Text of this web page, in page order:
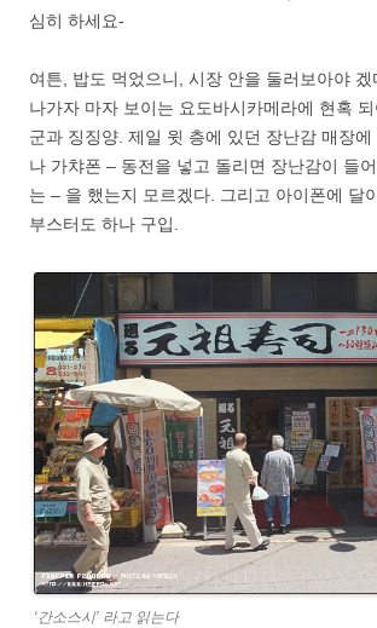
심히 하세요-
여튼, 밥도 먹었으니, 시장 안을 둘러보아야
나가자 마자 보이는 요도바시카메라에 현혹
군과 징징양. 제일 윗 층에 있던 장난감 매장
나 가챠폰 – 동전을 넣고 돌리면 장난감이 들
는 – 을 했는지 모르겠다. 그리고 아이폰에 달
부스터도 하나 구입.
‘간소스시’ 라고 읽는다